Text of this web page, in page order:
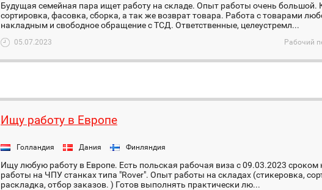
Будущая семейная пара ищет работу на складе. Опыт работы очень большой.
сортировка, фасовка, сборка, а так же возврат товара. Работа с товарами
накладным и свободное обращение с ТСД. Ответственные, целеустремл...
05.07.2023 Рабочий
Ищу работу в Европе
Голландия Дания Финляндия
Ищу любую работу в Европе. Есть польская рабочая виза с 09.03.2023 сроком
работы на ЧПУ станках типа "Rover". Опыт работы на складах (стикеровка,
раскладка, отбор заказов. ) Готов выполнять практически лю...